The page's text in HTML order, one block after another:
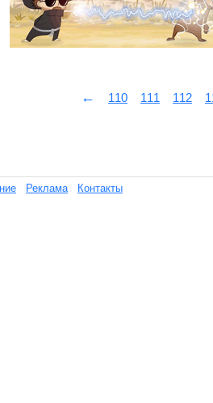
← 110 111 112
Реклама Контакты